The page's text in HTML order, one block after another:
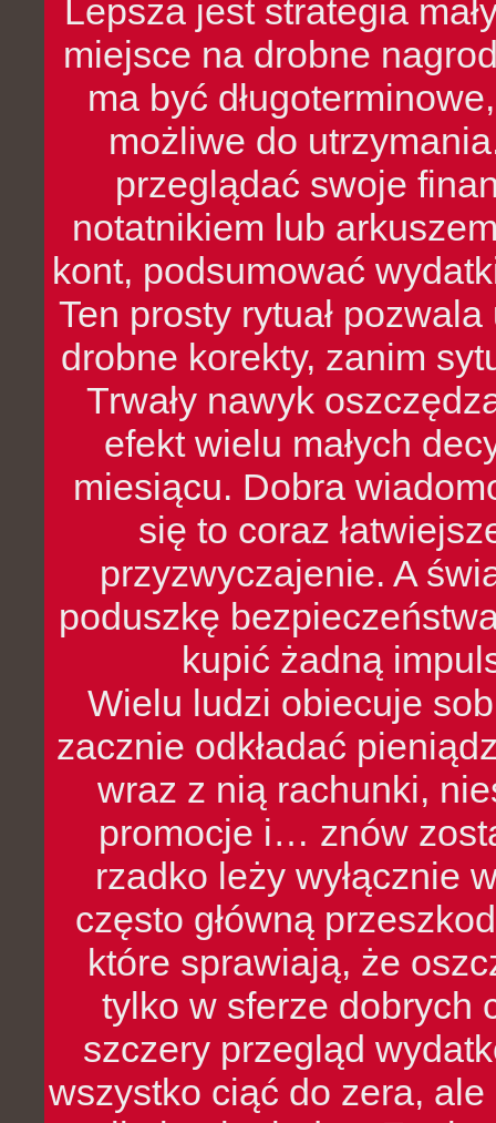
Lepsza jest strategia
miejsce na drobne
ma być
możliwe do
przeglądać swoje
notatnikiem lub
kont, podsumować
Ten prosty rytuał
drobne korekty, zanim
Trwały nawyk
efekt wielu małych
miesiącu. Dobra
się to coraz
przyzwyczajenie. A
poduszkę
kupić żadną
Wielu ludzi obiecuje
zacznie odkładać
wraz z nią rachunki,
promocje i… znów
rzadko leży wyłącznie
często główną
które sprawiają, że
tylko w sferze dobrych
szczery przegląd
wszystko ciąć do zera,